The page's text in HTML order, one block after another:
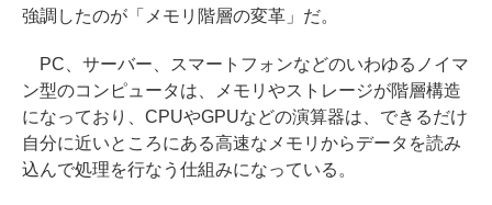
強調したのが「メモリ階層の変革」だ。
PC、サーバー、スマートフォンなどのいわゆるノイマ
ン型のコンピュータは、メモリやストレージが階層構造
になっており、CPUやGPUなどの演算器は、できるだけ
自分に近いところにある高速なメモリからデータを読み
込んで処理を行なう仕組みになっている。